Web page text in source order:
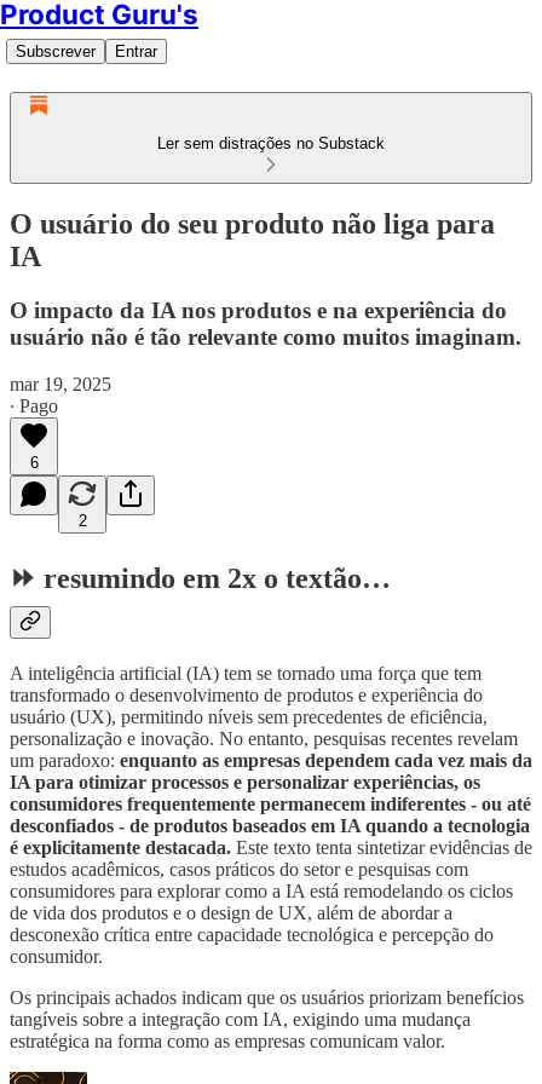
Product Guru's
Subscrever Entrar
Ler sem distrações no Substack
O usuário do seu produto não liga para
IA
O impacto da IA nos produtos e na experiência do
usuário não é tão relevante como muitos imaginam.
mar 19, 2025
∙ Pago
6
2
⏩ resumindo em 2x o textão…
A inteligência artificial (IA) tem se tornado uma força que tem
transformado o desenvolvimento de produtos e experiência do
usuário (UX), permitindo níveis sem precedentes de eficiência,
personalização e inovação. No entanto, pesquisas recentes revelam
um paradoxo: enquanto as empresas dependem cada vez mais da
IA para otimizar processos e personalizar experiências, os
consumidores frequentemente permanecem indiferentes - ou até
desconfiados - de produtos baseados em IA quando a tecnologia
é explicitamente destacada. Este texto tenta sintetizar evidências de
estudos acadêmicos, casos práticos do setor e pesquisas com
consumidores para explorar como a IA está remodelando os ciclos
de vida dos produtos e o design de UX, além de abordar a
desconexão crítica entre capacidade tecnológica e percepção do
consumidor.
Os principais achados indicam que os usuários priorizam benefícios
tangíveis sobre a integração com IA, exigindo uma mudança
estratégica na forma como as empresas comunicam valor.